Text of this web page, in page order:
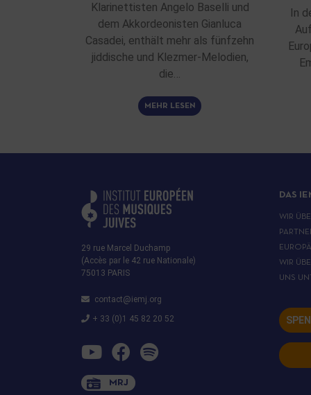
Klarinettisten Angelo Baselli und
dem Akkordeonisten Gianluca
Casadei, enthält mehr als fünfzehn
jiddische und Klezmer-Melodien,
die…
MEHR LESEN
In
29 rue Marcel Duchamp
(Accès par le 42 rue Nationale)
75013 PARIS
contact@iemj.org
+ 33 (0)1 45 82 20 52
MRJ
DAS
WIR
WIR
UNS